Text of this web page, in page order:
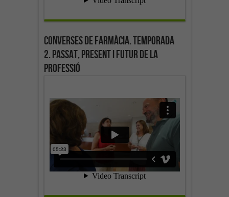
Converses de farmàcia. Temporada
2. Passat, present i futur de la
professió